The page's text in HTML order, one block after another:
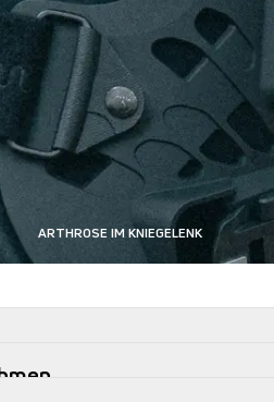
ARTHROSE IM KNIEGELENK
URSACHEN UND